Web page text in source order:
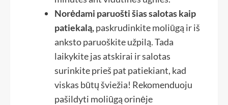
Norėdami paruošti šias salotas kaip
patiekalą,paskrudinkite moliūgą ir iš
anksto paruoškite užpilą. Tada
laikykite jas atskirai ir salotas
surinkite prieš pat patiekiant, kad
viskas būtų šviežia! Rekomenduoju
pašildyti moliūgą orinėje